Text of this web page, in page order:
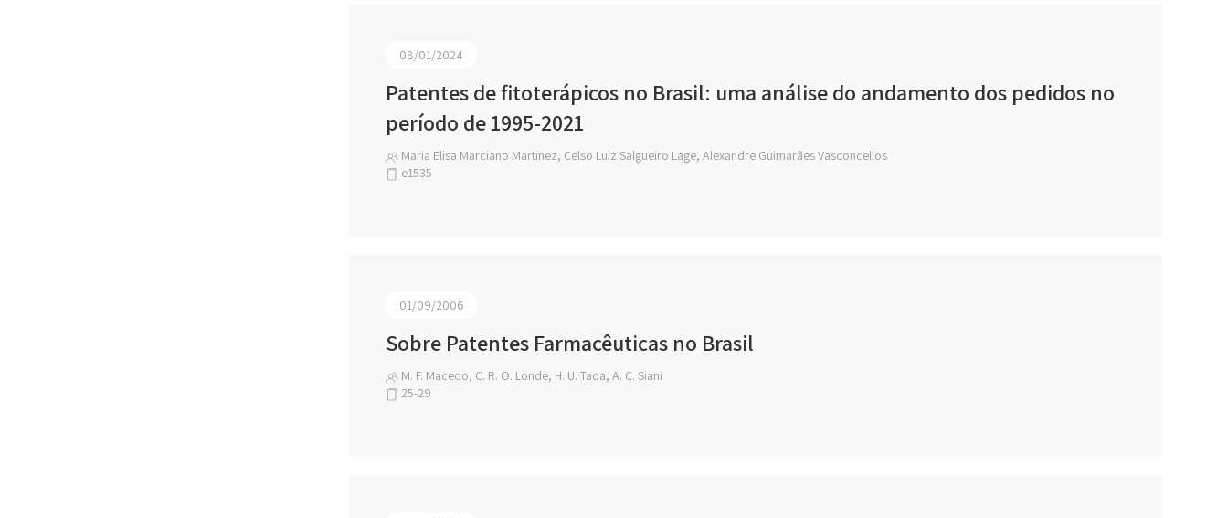
08/01/2024
Patentes de fitoterápicos no Brasil: uma análise do andamento dos pedidos no
período de 1995-2021
Maria Elisa Marciano Martinez, Celso Luiz Salgueiro Lage, Alexandre Guimarães Vasconcellos
e1535
01/09/2006
Sobre Patentes Farmacêuticas no Brasil
M. F. Macedo, C. R. O. Londe, H. U. Tada, A. C. Siani
25-29